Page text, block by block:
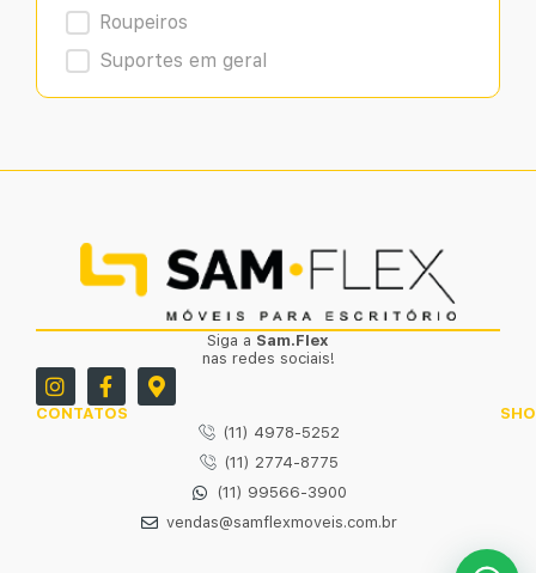
Roupeiros
Suportes em geral
Siga a Sam.Flex
nas redes sociais!
CONTATOS
(11) 4978-5252
(11) 2774-8775
(11) 99566-3900
vendas@samflexmoveis.com.br